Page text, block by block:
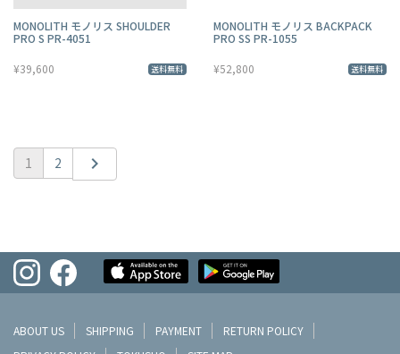
MONOLITH モノリス SHOULDER
PRO S PR-4051
¥39,600 送料無料
MONOLITH モノリス BACKPACK
PRO SS PR-1055
¥52,800 送料無料
1 2 chevron_right
ABOUT US SHIPPING PAYMENT
RETURN POLICY